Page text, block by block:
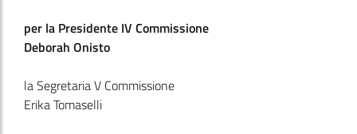
per la Presidente IV Commissione
Deborah Onisto
la Segretaria V Commissione
Erika Tomaselli